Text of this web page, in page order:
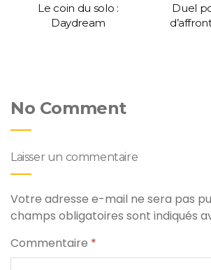
Le coin du solo :
Daydream
Duel
No Comment
Laisser un commentaire
Votre adresse e-mail ne sera pas
champs obligatoires sont indiqués
Commentaire *